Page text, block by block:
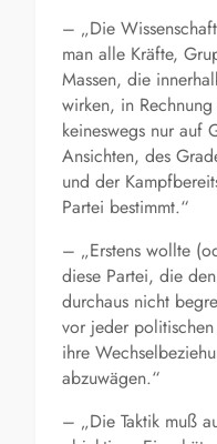
– „Die
man alle Kräfte,
Massen, die
wirken, in
keineswegs nur auf
Ansichten, des
und der
Partei bestimmt.“
– „Erstens wollte
diese Partei, die
durchaus nicht
vor jeder
ihre
abzuwägen.“
– „Die Taktik muß